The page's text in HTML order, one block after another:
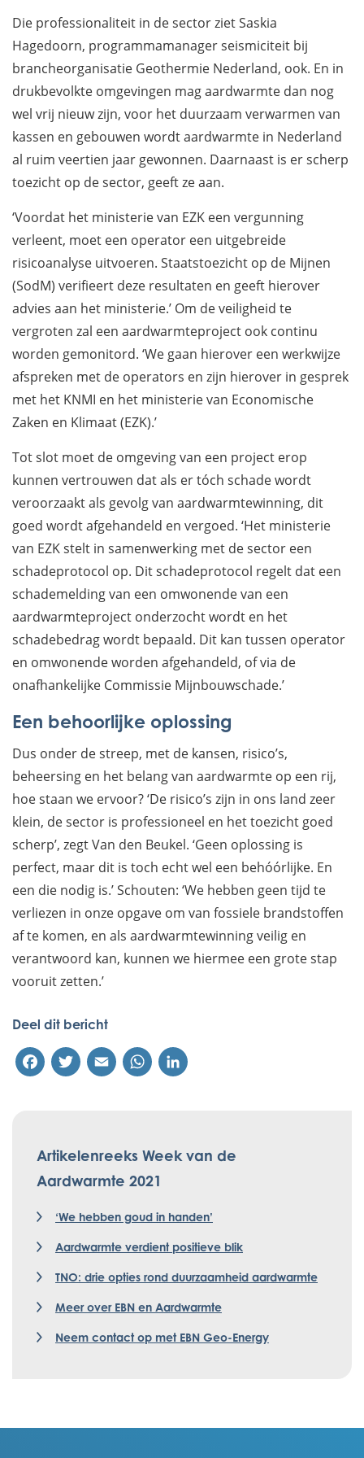
Die professionaliteit in de sector ziet Saskia
Hagedoorn, programmamanager seismiciteit bij
brancheorganisatie Geothermie Nederland, ook. En in
drukbevolkte omgevingen mag aardwarmte dan nog
wel vrij nieuw zijn, voor het duurzaam verwarmen van
kassen en gebouwen wordt aardwarmte in Nederland
al ruim veertien jaar gewonnen. Daarnaast is er scherp
toezicht op de sector, geeft ze aan.
‘Voordat het ministerie van EZK een vergunning
verleent, moet een operator een uitgebreide
risicoanalyse uitvoeren. Staatstoezicht op de Mijnen
(SodM) verifieert deze resultaten en geeft hierover
advies aan het ministerie.’ Om de veiligheid te
vergroten zal een aardwarmteproject ook continu
worden gemonitord. ‘We gaan hierover een werkwijze
afspreken met de operators en zijn hierover in gesprek
met het KNMI en het ministerie van Economische
Zaken en Klimaat (EZK).’
Tot slot moet de omgeving van een project erop
kunnen vertrouwen dat als er tóch schade wordt
veroorzaakt als gevolg van aardwarmtewinning, dit
goed wordt afgehandeld en vergoed. ‘Het ministerie
van EZK stelt in samenwerking met de sector een
schadeprotocol op. Dit schadeprotocol regelt dat een
schademelding van een omwonende van een
aardwarmteproject onderzocht wordt en het
schadebedrag wordt bepaald. Dit kan tussen operator
en omwonende worden afgehandeld, of via de
onafhankelijke Commissie Mijnbouwschade.’
Een behoorlijke oplossing
Dus onder de streep, met de kansen, risico’s,
beheersing en het belang van aardwarmte op een rij,
hoe staan we ervoor? ‘De risico’s zijn in ons land zeer
klein, de sector is professioneel en het toezicht goed
scherp’, zegt Van den Beukel. ‘Geen oplossing is
perfect, maar dit is toch echt wel een behóórlijke. En
een die nodig is.’ Schouten: ‘We hebben geen tijd te
verliezen in onze opgave om van fossiele brandstoffen
af te komen, en als aardwarmtewinning veilig en
verantwoord kan, kunnen we hiermee een grote stap
vooruit zetten.’
Deel dit bericht
FacebookTwitterEmail WhatsApp
Artikelenreeks Week van de
Aardwarmte 2021
‘We hebben goud in handen’
Aardwarmte verdient positieve blik
TNO: drie opties rond duurzaamheid aardwarmte
Meer over EBN en Aardwarmte
Neem contact op met EBN Geo-Energy